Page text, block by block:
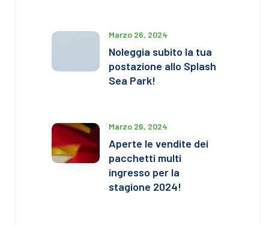
Marzo 26, 2024
Noleggia subito la tua
postazione allo Splash
Sea Park!
Marzo 26, 2024
Aperte le vendite dei
pacchetti multi
ingresso per la
stagione 2024!